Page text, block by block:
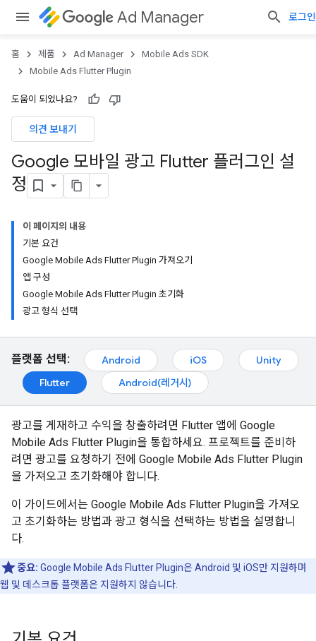
Ad Manager 로그인
홈 제품 Ad Manager
Mobile Ads SDK
Mobile Ads Flutter Plugin
도움이 되었나요?
의견 보내기
Google 모바일 광고 Flutter 플러그인 설
정
이 페이지의 내용
기본 요건
Google Mobile Ads Flutter Plugin 가져오기
앱 구성
Google Mobile Ads Flutter Plugin 초기화
광고 형식 선택
플랫폼 선택: Android iOS
Unity
Flutter
Android(레거시)
광고를 게재하고 수익을 창출하려면 Flutter 앱에 Google
Mobile Ads Flutter Plugin을 통합하세요. 프로젝트를 준비하
려면 광고를 요청하기 전에 Google Mobile Ads Flutter Plugin
을 가져오고 초기화해야 합니다.
이 가이드에서는 Google Mobile Ads Flutter Plugin을 가져오
고 초기화하는 방법과 광고 형식을 선택하는 방법을 설명합니
다.
중요: Google Mobile Ads Flutter Plugin은 Android 및 iOS만 지원하며
웹 및 데스크톱 플랫폼은 지원하지 않습니다.